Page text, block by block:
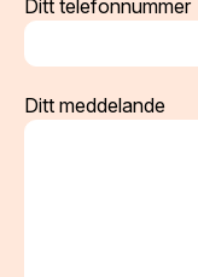
Ditt telefonnummer
Ditt meddelande